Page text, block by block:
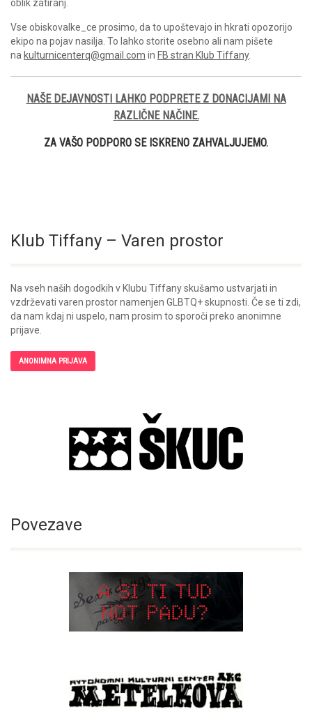
oblik zatiranj.
Vse obiskovalke_ce prosimo, da to upoštevajo in hkrati opozorijo
ekipo na pojav nasilja. To lahko storite osebno ali nam pišete
na kulturnicenterq@gmail.com in FB stran Klub Tiffany.
NAŠE DEJAVNOSTI LAHKO PODPRETE Z DONACIJAMI NA
RAZLIČNE NAČINE.
ZA VAŠO PODPORO SE ISKRENO ZAHVALJUJEMO.
Klub Tiffany – Varen prostor
Na vseh naših dogodkih v Klubu Tiffany skušamo ustvarjati in
vzdrževati varen prostor namenjen GLBTQ+ skupnosti. Če se ti zdi,
da nam kdaj ni uspelo, nam prosim to sporoči preko anonimne
prijave.
ANONIMNA PRIJAVA
Povezave